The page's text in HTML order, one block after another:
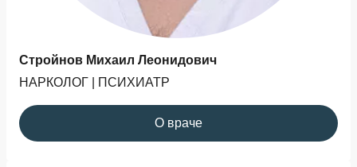
Стройнов Михаил Леонидович
НАРКОЛОГ | ПСИХИАТР
О враче